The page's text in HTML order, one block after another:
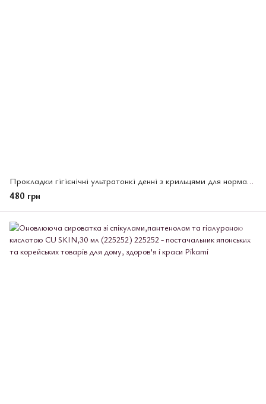
Прокладки гігієнічні ультратонкі денні з крильцями для нормальних та рясних виділень, Slim Guard Laurier, 28 шт, (254252)
480 грн